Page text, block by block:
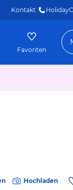
Kontakt
Favoriten
Hochladen